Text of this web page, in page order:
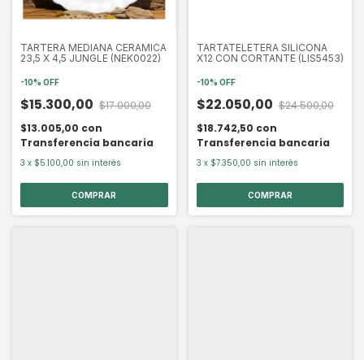
TARTERA MEDIANA CERAMICA
23,5 X 4,5 JUNGLE (NEK0022)
-10% OFF
$15.300,00 $17.000,00
$13.005,00 con
Transferencia bancaria
3 x $5.100,00 sin interés
TARTATELETERA SILICONA
X12 CON CORTANTE (LIS5453)
-10% OFF
$22.050,00 $24.500,00
$18.742,50 con
Transferencia bancaria
3 x $7.350,00 sin interés